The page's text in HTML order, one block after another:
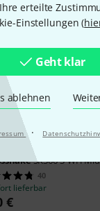
erteilte
Einstellungen (
Geht klar
ablehnen
·
lieferbar
160
lieferbar
€
SK366-3-WH
40
lieferbar
€